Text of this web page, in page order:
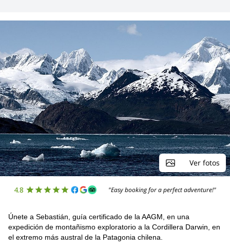
Ver fotos
4.8 "Easy booking for a perfect adventure!"
Únete a Sebastián, guía certificado de la AAGM, en una
expedición de montañismo exploratorio a la Cordillera Darwin, en
el extremo más austral de la Patagonia chilena.